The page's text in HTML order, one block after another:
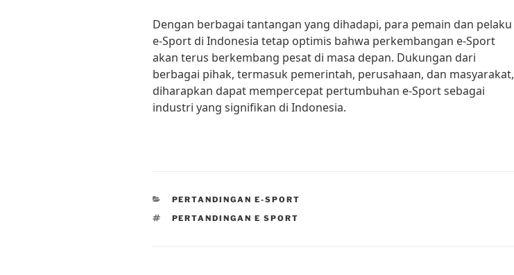
Dengan berbagai tantangan yang dihadapi, para pemain dan pelaku
e-Sport di Indonesia tetap optimis bahwa perkembangan e-Sport
akan terus berkembang pesat di masa depan. Dukungan dari
berbagai pihak, termasuk pemerintah, perusahaan, dan masyarakat,
diharapkan dapat mempercepat pertumbuhan e-Sport sebagai
industri yang signifikan di Indonesia.
CATEGORIES
PERTANDINGAN E-SPORT
TAGS
PERTANDINGAN E SPORT